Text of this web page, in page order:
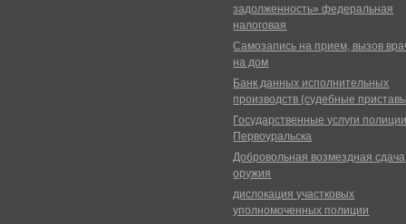
задолженность» федеральная
налоговая
Самозапись на прием, вызов
на дом
Банк данных исполнительных
производств (судебные
Государственные услуги
Первоуральска
Добровольная возмездная сдача
оружия
дислокация участковых
уполномоченных полиции